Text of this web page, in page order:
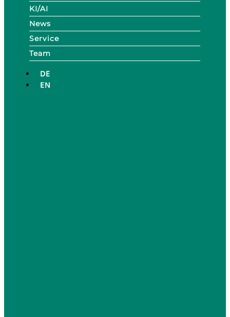
KI/AI
News
Service
Team
DE
EN